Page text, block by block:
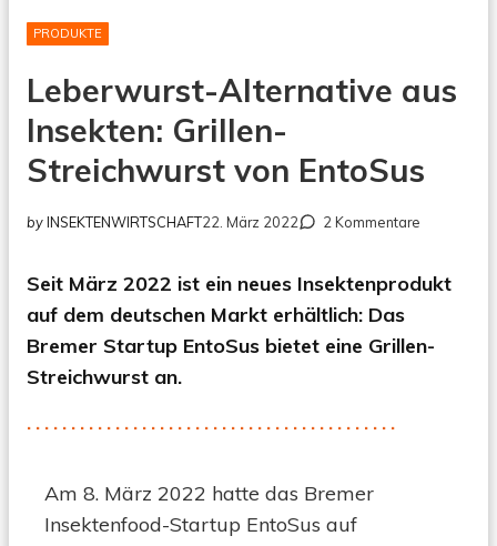
PRODUKTE
Leberwurst-Alternative aus
Insekten: Grillen-
Streichwurst von EntoSus
byINSEKTENWIRTSCHAFT22. März 2022 2 Kommentare
aus
Seit März 2022 ist ein neues Insektenprodukt
auf dem deutschen Markt erhältlich: Das
Bremer Startup EntoSus bietet eine Grillen-
Streichwurst an.
Am 8. März 2022 hatte das Bremer
Insektenfood-Startup EntoSus auf